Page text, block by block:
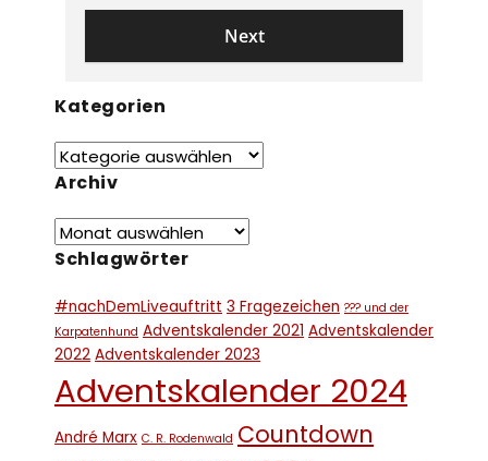
Kategorien
Archiv
Schlagwörter
#nachDemLiveauftritt 3 Fragezeichen ??? und der
Karpatenhund Adventskalender 2021 Adventskalender
2022 Adventskalender 2023
Adventskalender 2024
André Marx C. R. Rodenwald Countdown